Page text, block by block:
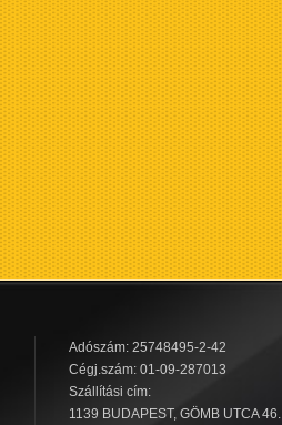
Adószám: 25748495-2-42
Cégj.szám: 01-09-287013
Szállítási cím:
1139 BUDAPEST, GÖMB UTCA 46.